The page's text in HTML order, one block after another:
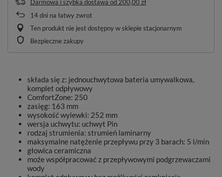
Darmowa i szybka dostawa od 200,00 zł
14dni na łatwy zwrot
Ten produkt nie jest dostępny w sklepie stacjonarnym
Bezpieczne zakupy
składa się z: jednouchwytowa bateria umywalkowa,
komplet odpływowy
ComfortZone: 250
zasięg: 163 mm
wysokość wylewki: 252 mm
wersja uchwytu: uchwyt Pin
rodzaj strumienia: strumień laminarny
maksymalne natężenie przepływu przy 3 barach: 5 l/min
głowica ceramiczna
może współpracować z przepływowymi podgrzewaczami
wody